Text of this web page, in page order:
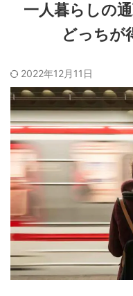
一人暮らしの
どっちが
2022年12月11日